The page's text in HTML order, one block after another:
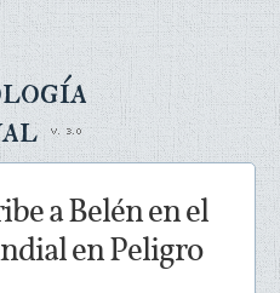
a Belén en el
en Peligro